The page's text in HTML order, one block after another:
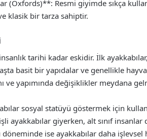
(Oxfords)**: Resmi giyimde sıkça
klasik bir tarza sahiptir.
tarihi kadar eskidir. İlk
basit bir yapıdalar ve genellikle
ve yapımında değişiklikler meydana
sosyal statüyü göstermek için
ayakkabılar giyerken, alt sınıf
ise ayakkabılar daha